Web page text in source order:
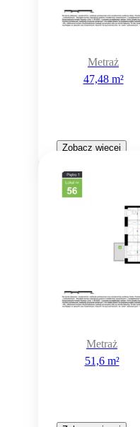
Metraż
47,48 m²
Zobacz więcej
Metraż
51,6 m²